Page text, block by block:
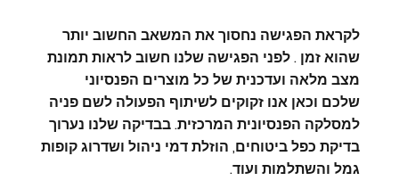
לקראת הפגישה נחסוך את המשאב החשוב יותר
שהוא זמן . לפני הפגישה שלנו חשוב לראות תמונת
מצב מלאה ועדכנית של כל מוצרים הפנסיוני
שלכם וכאן אנו זקוקים לשיתוף הפעולה לשם פניה
למסלקה הפנסיונית המרכזית. בבדיקה שלנו נערוך
בדיקת כפל ביטוחים, הוזלת דמי ניהול ושדרוג קופות
גמל והשתלמות ועוד.